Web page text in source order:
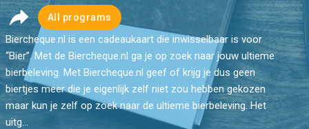
All programs
Biercheque.nl is een cadeaukaart die inwisselbaar is voor
“Bier”. Met de Biercheque.nl ga je op zoek naar jouw ultieme
bierbeleving. Met Biercheque.nl geef of krijg je dus geen
biertjes meer die je eigenlijk zelf niet zou hebben gekozen
maar kun je zelf op zoek naar de ultieme bierbeleving. Het
uitg...